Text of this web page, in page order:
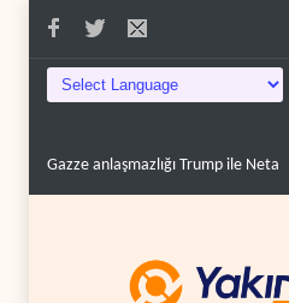
Gazze anlaşmazlığı Trump ile